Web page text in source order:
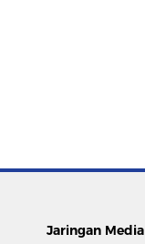
Jaringan Media